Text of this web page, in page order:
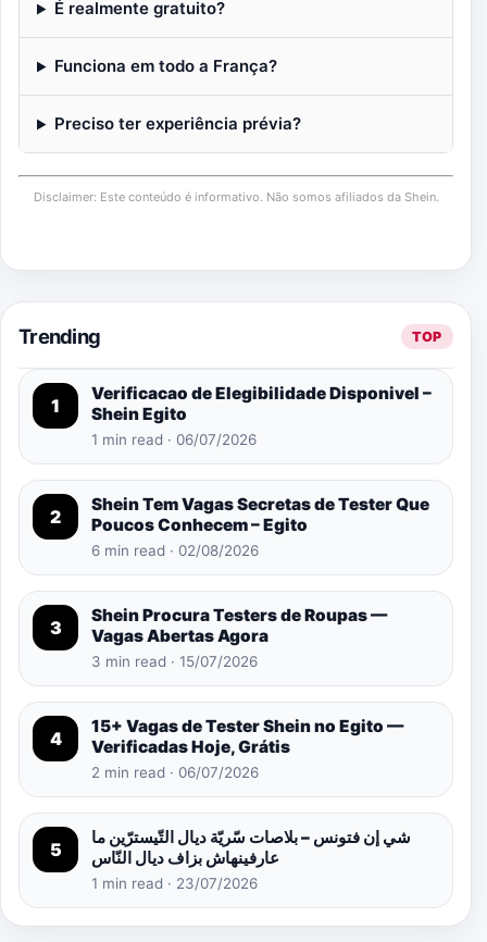
É realmente gratuito?
Funciona em todo a França?
Preciso ter experiência prévia?
Disclaimer: Este conteúdo é informativo. Não somos afiliados da Shein.
Trending TOP
1
Verificacao de Elegibilidade Disponivel –
Shein Egito
1 min read · 06/07/2026
2
Shein Tem Vagas Secretas de Tester Que
Poucos Conhecem – Egito
6 min read · 02/08/2026
3
Shein Procura Testers de Roupas —
Vagas Abertas Agora
3 min read · 15/07/2026
4
15+ Vagas de Tester Shein no Egito —
Verificadas Hoje, Grátis
2 min read · 06/07/2026
5
شي إن فتونس – بلاصات سّريّة ديال التّيسترّين ما
عارفينهاش بزاف ديال النّاس
1 min read · 23/07/2026